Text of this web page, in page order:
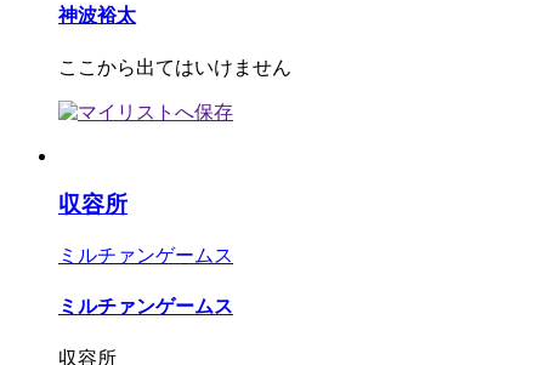
神波裕太
ここから出てはいけません
収容所
ミルチァンゲームス
ミルチァンゲームス
収容所